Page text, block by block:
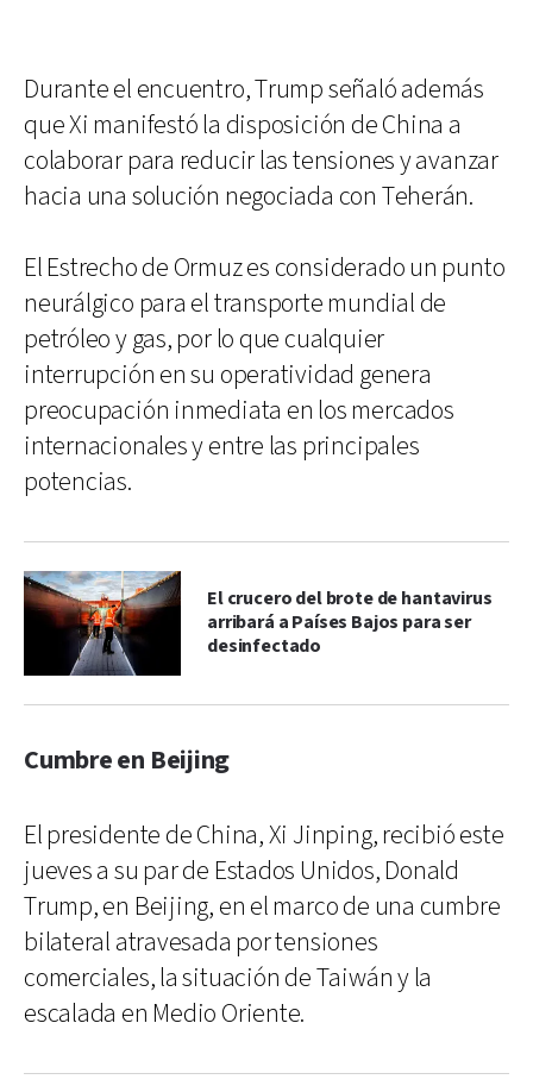
Durante el encuentro, Trump señaló además
que Xi manifestó la disposición de China a
colaborar para reducir las tensiones y avanzar
hacia una solución negociada con Teherán.
El Estrecho de Ormuz es considerado un punto
neurálgico para el transporte mundial de
petróleo y gas, por lo que cualquier
interrupción en su operatividad genera
preocupación inmediata en los mercados
internacionales y entre las principales
potencias.
El crucero del brote de hantavirus
arribará a Países Bajos para ser
desinfectado
Cumbre en Beijing
El presidente de China, Xi Jinping, recibió este
jueves a su par de Estados Unidos, Donald
Trump, en Beijing, en el marco de una cumbre
bilateral atravesada por tensiones
comerciales, la situación de Taiwán y la
escalada en Medio Oriente.